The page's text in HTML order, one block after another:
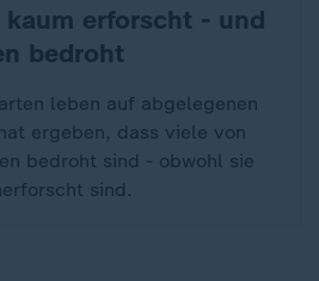
erforscht - und
bedroht
leben auf abgelegenen
ergeben, dass viele von
bedroht sind - obwohl sie
sind.